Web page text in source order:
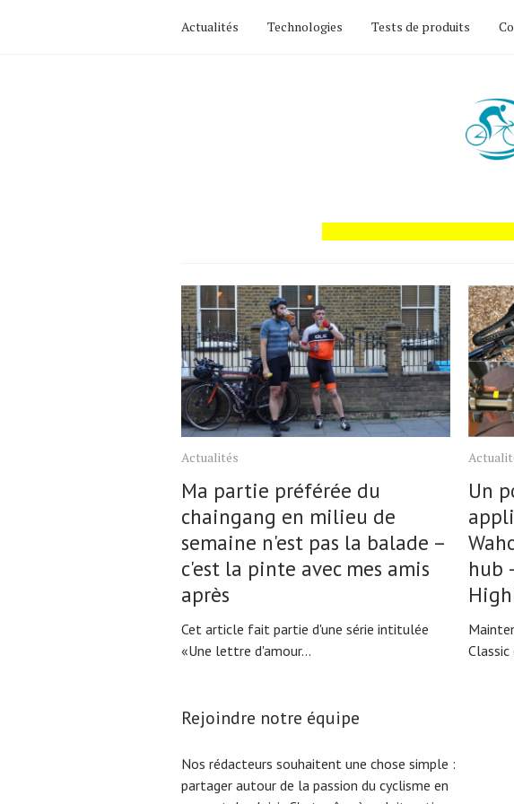
Actualités Technologies Tests de produits
Actualités
Ma partie préférée du
chaingang en milieu de
semaine n'est pas la balade –
c'est la pinte avec mes amis
après
Cet article fait partie d'une série intitulée
«Une lettre d'amour...
Un
hub
Classic
Rejoindre notre équipe
Nos rédacteurs souhaitent une chose simple :
partager autour de la passion du cyclisme en